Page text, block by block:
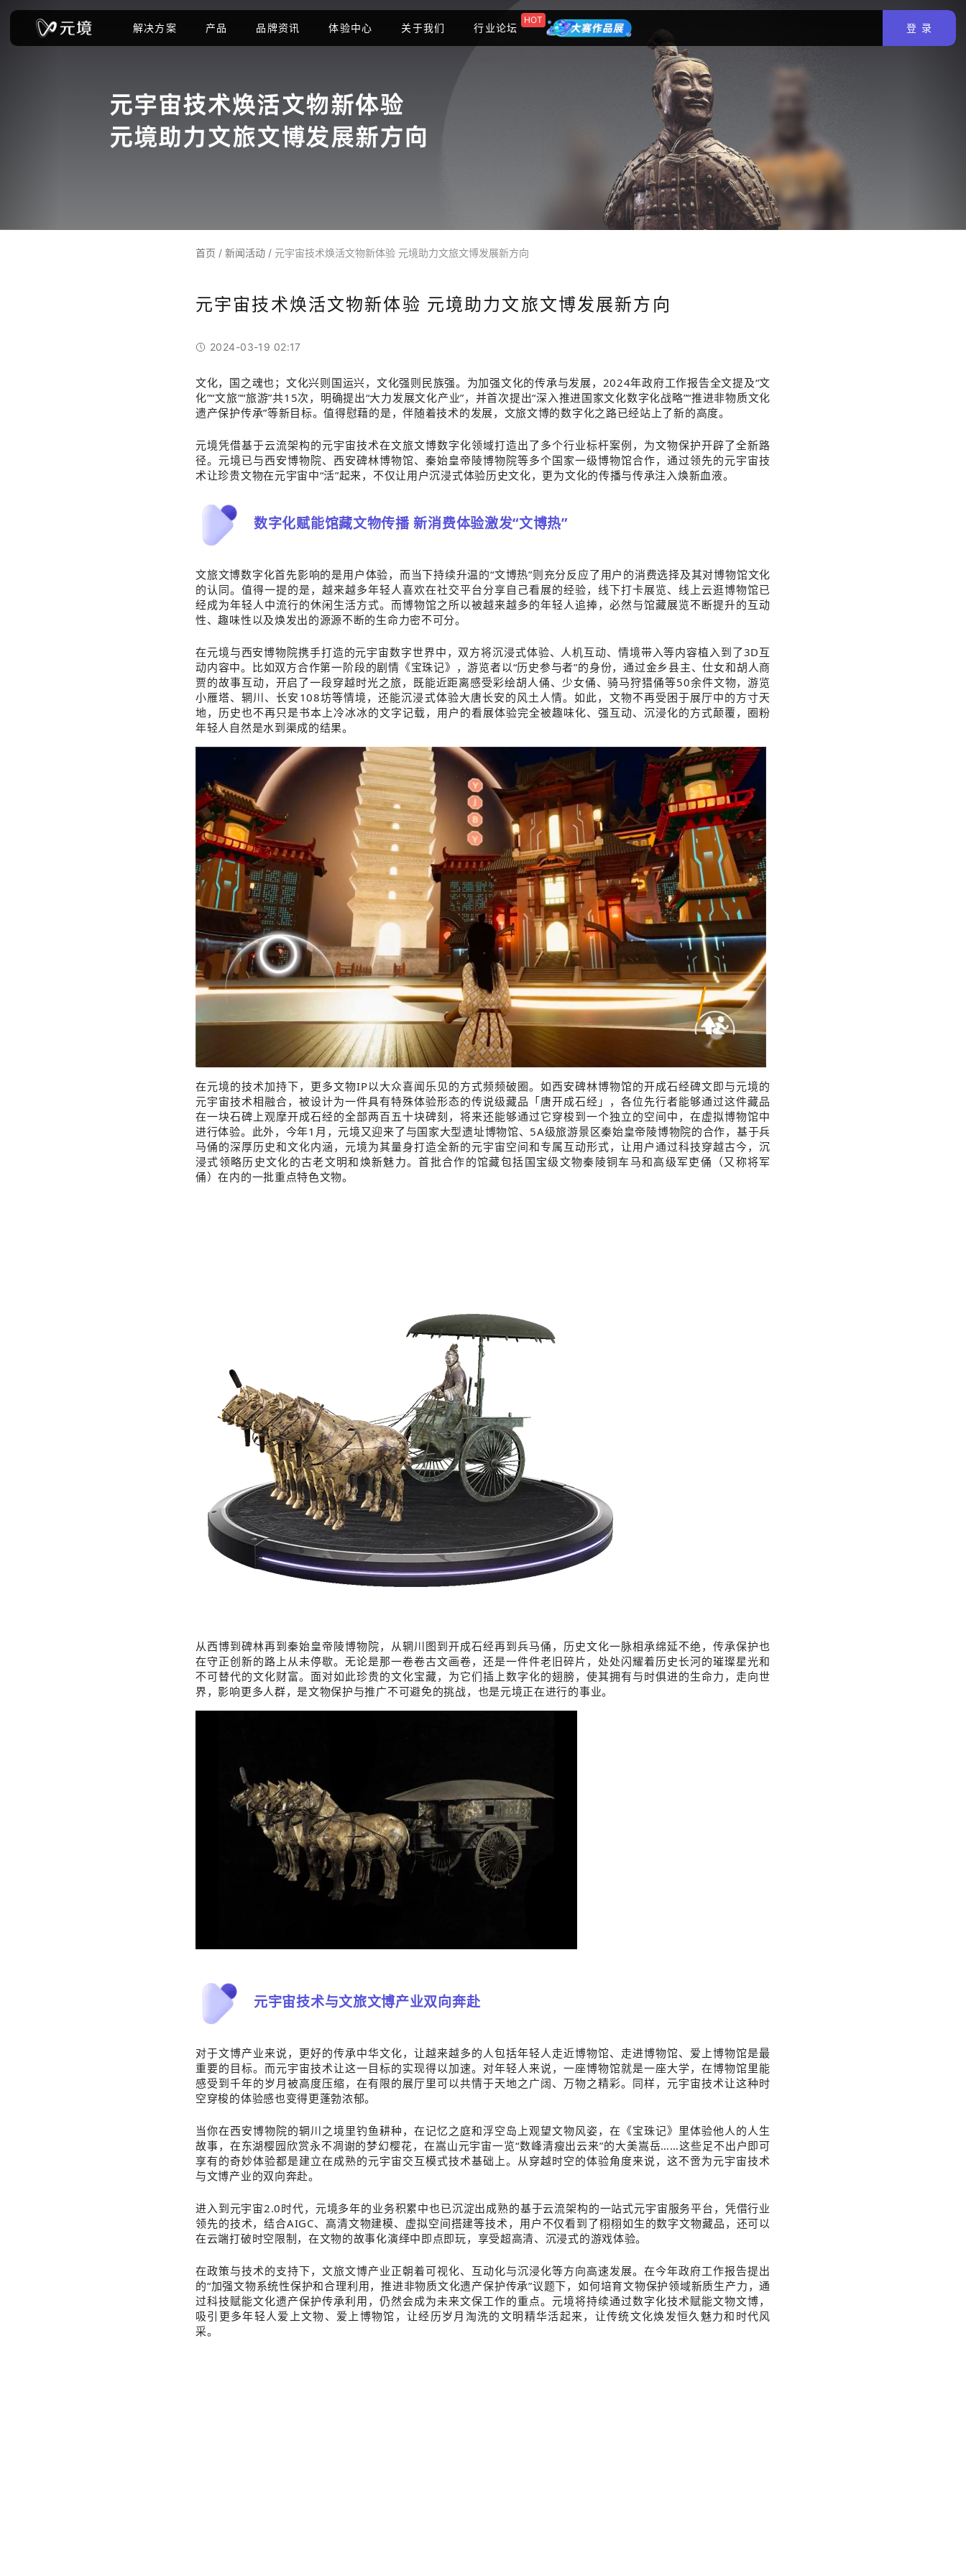
解决方案 产品 品牌资讯 体验中心 关于我们 行业论坛
HOT
登 录
首页 / 新闻活动 / 元宇宙技术焕活文物新体验 元境助力文旅文博发展新方向
元宇宙技术焕活文物新体验 元境助力文旅文博发展新方向
2024-03-19 02:17
文化，国之魂也；文化兴则国运兴，文化强则民族强。为加强文化的传承与发展，2024年政府工作报告全文提及“文
化”“文旅”“旅游”共15次，明确提出“大力发展文化产业”，并首次提出“深入推进国家文化数字化战略”“推进非物质文化
遗产保护传承”等新目标。值得慰藉的是，伴随着技术的发展，文旅文博的数字化之路已经站上了新的高度。
元境凭借基于云流架构的元宇宙技术在文旅文博数字化领域打造出了多个行业标杆案例，为文物保护开辟了全新路
径。元境已与西安博物院、西安碑林博物馆、秦始皇帝陵博物院等多个国家一级博物馆合作，通过领先的元宇宙技
术让珍贵文物在元宇宙中“活”起来，不仅让用户沉浸式体验历史文化，更为文化的传播与传承注入焕新血液。
数字化赋能馆藏文物传播 新消费体验激发“文博热”
文旅文博数字化首先影响的是用户体验，而当下持续升温的“文博热”则充分反应了用户的消费选择及其对博物馆文化
的认同。值得一提的是，越来越多年轻人喜欢在社交平台分享自己看展的经验，线下打卡展览、线上云逛博物馆已
经成为年轻人中流行的休闲生活方式。而博物馆之所以被越来越多的年轻人追捧，必然与馆藏展览不断提升的互动
性、趣味性以及焕发出的源源不断的生命力密不可分。
在元境与西安博物院携手打造的元宇宙数字世界中，双方将沉浸式体验、人机互动、情境带入等内容植入到了3D互
动内容中。比如双方合作第一阶段的剧情《宝珠记》，游览者以“历史参与者”的身份，通过金乡县主、仕女和胡人商
贾的故事互动，开启了一段穿越时光之旅，既能近距离感受彩绘胡人俑、少女俑、骑马狩猎俑等50余件文物，游览
小雁塔、辋川、长安108坊等情境，还能沉浸式体验大唐长安的风土人情。如此，文物不再受困于展厅中的方寸天
地，历史也不再只是书本上冷冰冰的文字记载，用户的看展体验完全被趣味化、强互动、沉浸化的方式颠覆，圈粉
年轻人自然是水到渠成的结果。
在元境的技术加持下，更多文物IP以大众喜闻乐见的方式频频破圈。如西安碑林博物馆的开成石经碑文即与元境的
元宇宙技术相融合，被设计为一件具有特殊体验形态的传说级藏品「唐开成石经」，各位先行者能够通过这件藏品
在一块石碑上观摩开成石经的全部两百五十块碑刻，将来还能够通过它穿梭到一个独立的空间中，在虚拟博物馆中
进行体验。此外，今年1月，元境又迎来了与国家大型遗址博物馆、5A级旅游景区秦始皇帝陵博物院的合作，基于兵
马俑的深厚历史和文化内涵，元境为其量身打造全新的元宇宙空间和专属互动形式，让用户通过科技穿越古今，沉
浸式领略历史文化的古老文明和焕新魅力。首批合作的馆藏包括国宝级文物秦陵铜车马和高级军吏俑（又称将军
俑）在内的一批重点特色文物。
从西博到碑林再到秦始皇帝陵博物院，从辋川图到开成石经再到兵马俑，历史文化一脉相承绵延不绝，传承保护也
在守正创新的路上从未停歇。无论是那一卷卷古文画卷，还是一件件老旧碎片，处处闪耀着历史长河的璀璨星光和
不可替代的文化财富。面对如此珍贵的文化宝藏，为它们插上数字化的翅膀，使其拥有与时俱进的生命力，走向世
界，影响更多人群，是文物保护与推广不可避免的挑战，也是元境正在进行的事业。
元宇宙技术与文旅文博产业双向奔赴
对于文博产业来说，更好的传承中华文化，让越来越多的人包括年轻人走近博物馆、走进博物馆、爱上博物馆是最
重要的目标。而元宇宙技术让这一目标的实现得以加速。对年轻人来说，一座博物馆就是一座大学，在博物馆里能
感受到千年的岁月被高度压缩，在有限的展厅里可以共情于天地之广阔、万物之精彩。同样，元宇宙技术让这种时
空穿梭的体验感也变得更蓬勃浓郁。
当你在西安博物院的辋川之境里钓鱼耕种，在记忆之庭和浮空岛上观望文物风姿，在《宝珠记》里体验他人的人生
故事，在东湖樱园欣赏永不凋谢的梦幻樱花，在嵩山元宇宙一览“数峰清瘦出云来”的大美嵩岳……这些足不出户即可
享有的奇妙体验都是建立在成熟的元宇宙交互模式技术基础上。从穿越时空的体验角度来说，这不啻为元宇宙技术
与文博产业的双向奔赴。
进入到元宇宙2.0时代，元境多年的业务积累中也已沉淀出成熟的基于云流架构的一站式元宇宙服务平台，凭借行业
领先的技术，结合AIGC、高清文物建模、虚拟空间搭建等技术，用户不仅看到了栩栩如生的数字文物藏品，还可以
在云端打破时空限制，在文物的故事化演绎中即点即玩，享受超高清、沉浸式的游戏体验。
在政策与技术的支持下，文旅文博产业正朝着可视化、互动化与沉浸化等方向高速发展。在今年政府工作报告提出
的“加强文物系统性保护和合理利用，推进非物质文化遗产保护传承”议题下，如何培育文物保护领域新质生产力，通
过科技赋能文化遗产保护传承利用，仍然会成为未来文保工作的重点。元境将持续通过数字化技术赋能文物文博，
吸引更多年轻人爱上文物、爱上博物馆，让经历岁月淘洗的文明精华活起来，让传统文化焕发恒久魅力和时代风
采。